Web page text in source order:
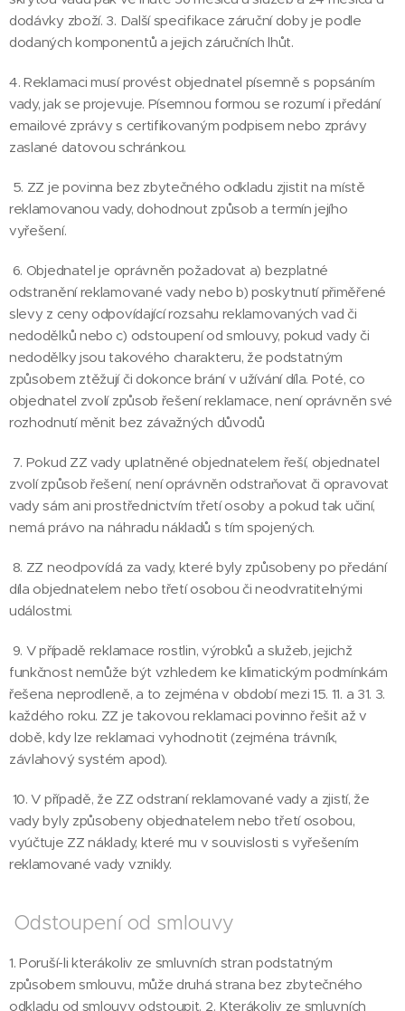
dodávky zboží. 3. Další specifikace záruční doby je podle
dodaných komponentů a jejich záručních lhůt.
4. Reklamaci musí provést objednatel písemně s popsáním
vady, jak se projevuje. Písemnou formou se rozumí i předání
emailové zprávy s certifikovaným podpisem nebo zprávy
zaslané datovou schránkou.
5. ZZ je povinna bez zbytečného odkladu zjistit na místě
reklamovanou vady, dohodnout způsob a termín jejího
vyřešení.
6. Objednatel je oprávněn požadovat a) bezplatné
odstranění reklamované vady nebo b) poskytnutí přiměřené
slevy z ceny odpovídající rozsahu reklamovaných vad či
nedodělků nebo c) odstoupení od smlouvy, pokud vady či
nedodělky jsou takového charakteru, že podstatným
způsobem ztěžují či dokonce brání v užívání díla. Poté, co
objednatel zvolí způsob řešení reklamace, není oprávněn své
rozhodnutí měnit bez závažných důvodů
7. Pokud ZZ vady uplatněné objednatelem řeší, objednatel
zvolí způsob řešení, není oprávněn odstraňovat či opravovat
vady sám ani prostřednictvím třetí osoby a pokud tak učiní,
nemá právo na náhradu nákladů s tím spojených.
8. ZZ neodpovídá za vady, které byly způsobeny po předání
díla objednatelem nebo třetí osobou či neodvratitelnými
událostmi.
9. V případě reklamace rostlin, výrobků a služeb, jejichž
funkčnost nemůže být vzhledem ke klimatickým podmínkám
řešena neprodleně, a to zejména v období mezi 15. 11. a 31. 3.
každého roku. ZZ je takovou reklamaci povinno řešit až v
době, kdy lze reklamaci vyhodnotit (zejména trávník,
závlahový systém apod).
10. V případě, že ZZ odstraní reklamované vady a zjistí, že
vady byly způsobeny objednatelem nebo třetí osobou,
vyúčtuje ZZ náklady, které mu v souvislosti s vyřešením
reklamované vady vznikly.
Odstoupení od smlouvy
1. Poruší-li kterákoliv ze smluvních stran podstatným
způsobem smlouvu, může druhá strana bez zbytečného
odkladu od smlouvy odstoupit. 2. Kterákoliv ze smluvních